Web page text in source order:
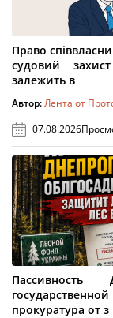
Право
судовий
залежить в
Автор:Лента от
07.08.2026
Пассивность
прокуратура от з